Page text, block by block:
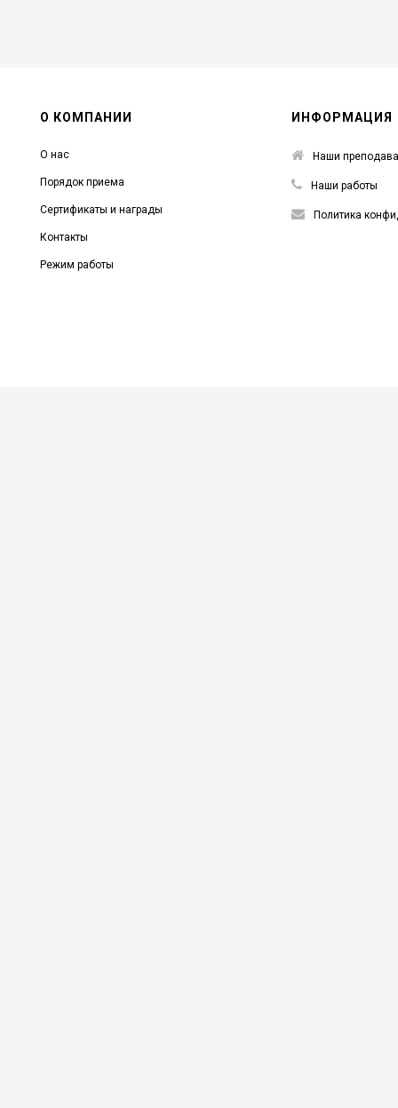
О КОМПАНИИ
О нас
Порядок приема
Сертификаты и награды
Контакты
Режим работы
ИНФОРМАЦИЯ
Наши
Наши работы
Политика